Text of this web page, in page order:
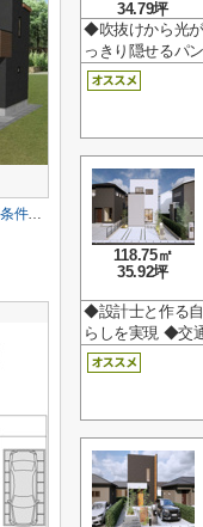
34.79坪
◆吹抜けから光
っきり隠せるパ
118.75㎡
35.92坪
◆設計士と作る
らしを実現 ◆交
宇治市木幡南山 売土地 建築条件無し